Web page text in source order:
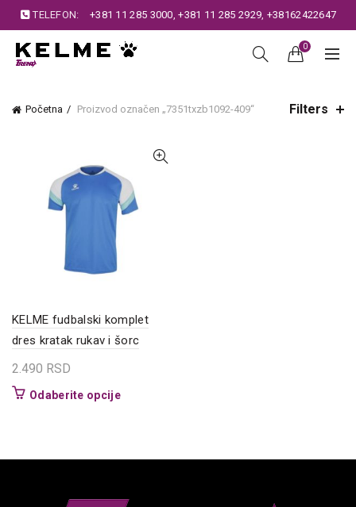
TELEFON: +381 11 285 3000,+381 11 285 2929, +38162422647
0
Početna Proizvod označen „7351txzb1092-409“ Filters
KELME fudbalski komplet
dres kratak rukav i šorc
2.490 RSD
Odaberite opcijeOvaj
mogu